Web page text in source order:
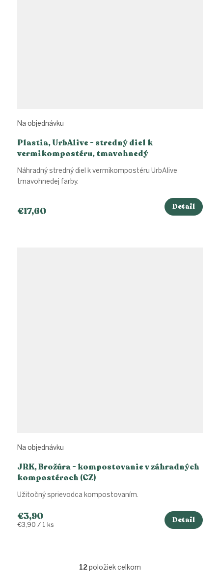
Plastia, UrbAlive - stredný diel k
vermikompostéru, tmavohnedý
Na objednávku
€17,60 Detail
Náhradný stredný diel k vermikompostéru UrbAlive
tmavohnedej farby.
JRK, Brožúra - kompostovanie v záhradných
kompostéroch (CZ)
Na objednávku
€3,90
Jednotková
€3,90 / 1 ks
Detail
Užitočný sprievodca kompostovaním.
O
12položiek celkom